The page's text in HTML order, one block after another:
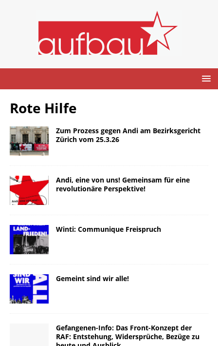
Rote Hilfe
Zum Prozess gegen Andi am Bezirksgericht
Zürich vom 25.3.26
Andi, eine von uns! Gemeinsam für eine
revolutionäre Perspektive!
Winti: Communique Freispruch
Gemeint sind wir alle!
Gefangenen-Info: Das Front-Konzept der
RAF: Entstehung, Widersprüche, Bezüge zu